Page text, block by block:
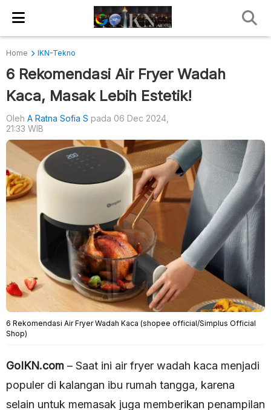
Home IKN-Tekno
6 Rekomendasi Air Fryer Wadah
Kaca, Masak Lebih Estetik!
Oleh A Ratna Sofia S pada 06 Dec 2024,
21:33 WIB
6 Rekomendasi Air Fryer Wadah Kaca (shopee official/Simplus Official
Shop)
GoIKN.com – Saat ini air fryer wadah kaca menjadi
populer di kalangan ibu rumah tangga, karena
selain untuk memasak juga memberikan penampilan